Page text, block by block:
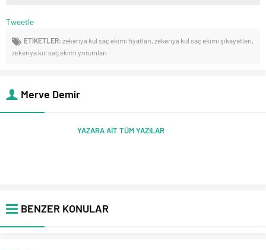
Tweetle
ETİKETLER: zekeriya kul saç ekimi fiyatları, zekeriya kul saç ekimi şikayetleri,
zekeriya kul saç ekimi yorumları
Merve Demir
YAZARA AİT TÜM YAZILAR
BENZER KONULAR